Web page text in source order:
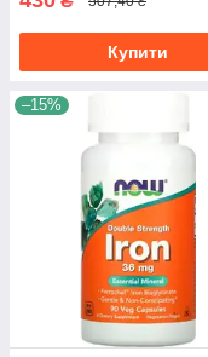
Купити
–15%